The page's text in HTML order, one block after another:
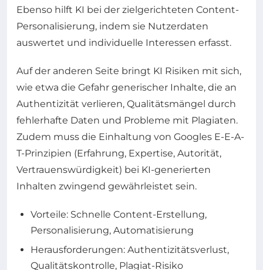
Ebenso hilft KI bei der zielgerichteten Content-
Personalisierung, indem sie Nutzerdaten
auswertet und individuelle Interessen erfasst.
Auf der anderen Seite bringt KI Risiken mit sich,
wie etwa die Gefahr generischer Inhalte, die an
Authentizität verlieren, Qualitätsmängel durch
fehlerhafte Daten und Probleme mit Plagiaten.
Zudem muss die Einhaltung von Googles E-E-A-
T-Prinzipien (Erfahrung, Expertise, Autorität,
Vertrauenswürdigkeit) bei KI-generierten
Inhalten zwingend gewährleistet sein.
Vorteile: Schnelle Content-Erstellung,
Personalisierung, Automatisierung
Herausforderungen: Authentizitätsverlust,
Qualitätskontrolle, Plagiat-Risiko